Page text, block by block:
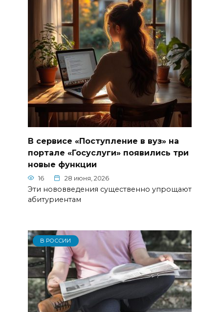
В сервисе «Поступление в вуз» на
портале «Госуслуги» появились три
новые функции
16 28 июня, 2026
Эти нововведения существенно упрощают
абитуриентам
В РОССИИ